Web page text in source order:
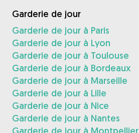
Garderie de jour
Garderie de jour à Paris
Garderie de jour à Lyon
Garderie de jour à Toulouse
Garderie de jour à Bordeaux
Garderie de jour à Marseille
Garderie de jour à Lille
Garderie de jour à Nice
Garderie de jour à Nantes